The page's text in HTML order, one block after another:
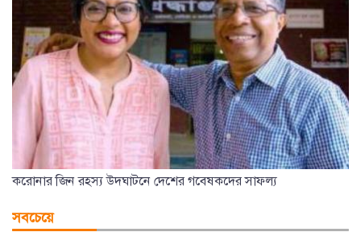
করোনার জিন রহস্য উদঘাটনে দেশের গবেষকদের সাফল্য
সবচেয়ে